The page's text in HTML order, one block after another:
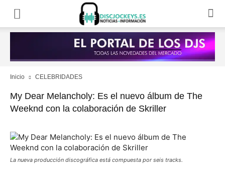
Inicio CELEBRIDADES
My Dear Melancholy: Es el nuevo álbum de The
Weeknd con la colaboración de Skriller
La nueva producción discográfica está compuesta por seis tracks.